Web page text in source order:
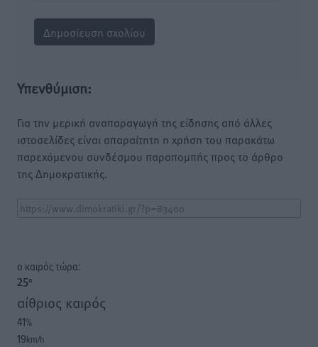
Υπενθύμιση:
Για την μερική αναπαραγωγή της είδησης από άλλες
ιστοσελίδες είναι απαραίτητη η χρήση του παρακάτω
παρεχόμενου συνδέσμου παραπομπής προς το άρθρο
της Δημοκρατικής.
o καιρός τώρα:
25°
αίθριος καιρός
41%
19km/h